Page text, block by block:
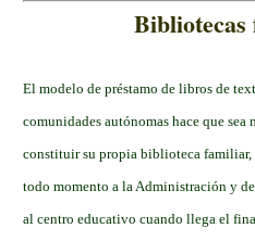
El modelo de préstamo de libros de
comunidades autónomas hace que
constituir su propia biblioteca familiar,
todo momento a la Administración y
al centro educativo cuando llega el